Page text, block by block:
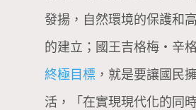
發揚，自然環境的保護和
的建立；國王吉格梅・辛
終極目標 ，就是要讓國民
活，「在實現現代化的同